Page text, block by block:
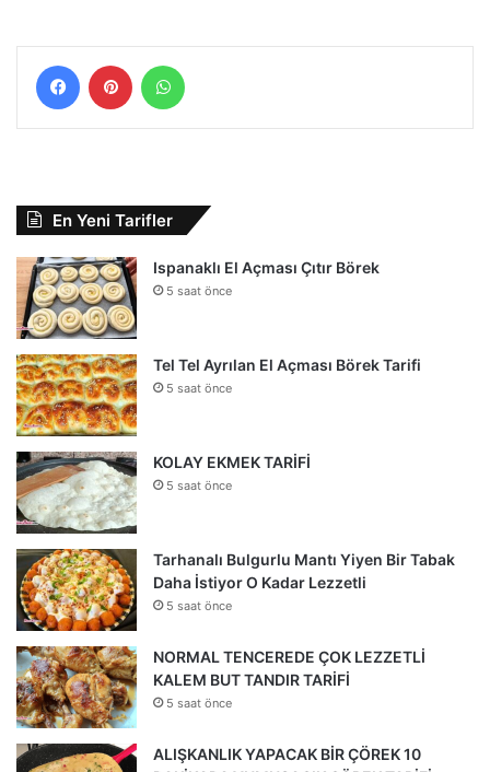
FacebookPinterest
En Yeni Tarifler
Ispanaklı El Açması Çıtır Börek
5 saat önce
Tel Tel Ayrılan El Açması Börek Tarifi
5 saat önce
KOLAY EKMEK TARİFİ
5 saat önce
Tarhanalı Bulgurlu Mantı Yiyen Bir Tabak
Daha İstiyor O Kadar Lezzetli
5 saat önce
NORMAL TENCEREDE ÇOK LEZZETLİ
KALEM BUT TANDIR TARİFİ
5 saat önce
ALIŞKANLIK YAPACAK BİR ÇÖREK 10